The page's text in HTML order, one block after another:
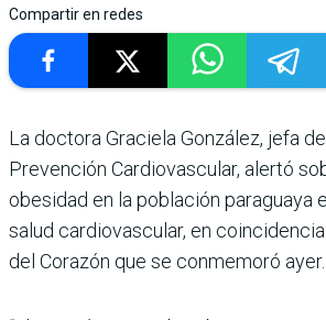
Compartir en redes
La doctora Graciela González, jefa
Prevención Cardiovascular, alertó
obesidad en la población paraguaya
salud cardiovas­cular, en
del Corazón que se conmemoró ayer.